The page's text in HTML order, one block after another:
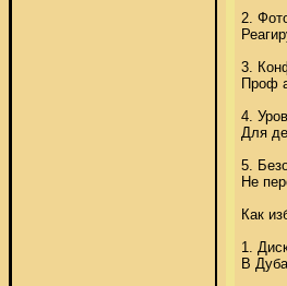
2.
3.
Проф
4.
Для
5.
Не
Как
1.
В